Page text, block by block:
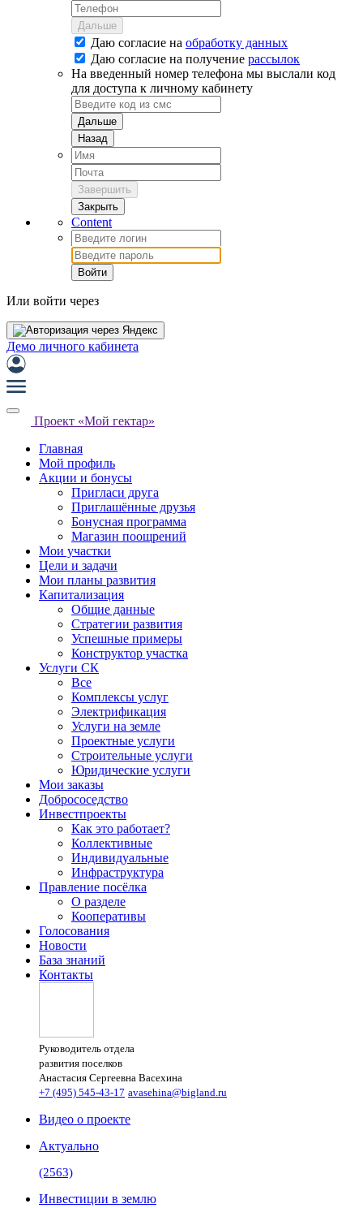
Дальше
Даю согласие на обработку данных
Даю согласие на получение рассылок
На введенный номер телефона мы выслали код
для доступа к личному кабинету
Дальше
Назад
Завершить
Закрыть
Content
Войти
Или войти через
Демо личного кабинета
Проект «Мой гектар»
Главная
Мой профиль
Акции и бонусы
Пригласи друга
Приглашённые друзья
Бонусная программа
Магазин поощрений
Мои участки
Цели и задачи
Мои планы развития
Капитализация
Общие данные
Стратегии развития
Успешные примеры
Конструктор участка
Услуги СК
Все
Комплексы услуг
Электрификация
Услуги на земле
Проектные услуги
Строительные услуги
Юридические услуги
Мои заказы
Добрососедство
Инвестпроекты
Как это работает?
Коллективные
Индивидуальные
Инфраструктура
Правление посёлка
О разделе
Кооперативы
Голосования
Новости
База знаний
Контакты
Руководитель отдела
развития поселков
Анастасия Сергеевна Васехина
+7 (495) 545-43-17 avasehina@bigland.ru
Видео о проекте
Актуально
(2563)
Инвестиции в землю